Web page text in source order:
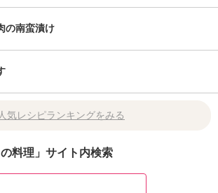
の南蛮漬け
人気レシピランキングをみる
の料理」サイト内検索